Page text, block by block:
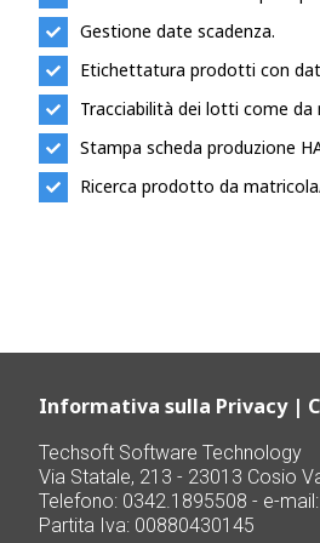
Gestione date scadenza.
Etichettatura prodotti con
Tracciabilità dei lotti come da
Stampa scheda produzione
Ricerca prodotto da
Informativa sulla Privacy|
Techsoft Software Technology
Via Statale, 213 - 23013 Cosio
Telefono: 0342.1895508 - e-mail:
Partita Iva: 00880430145